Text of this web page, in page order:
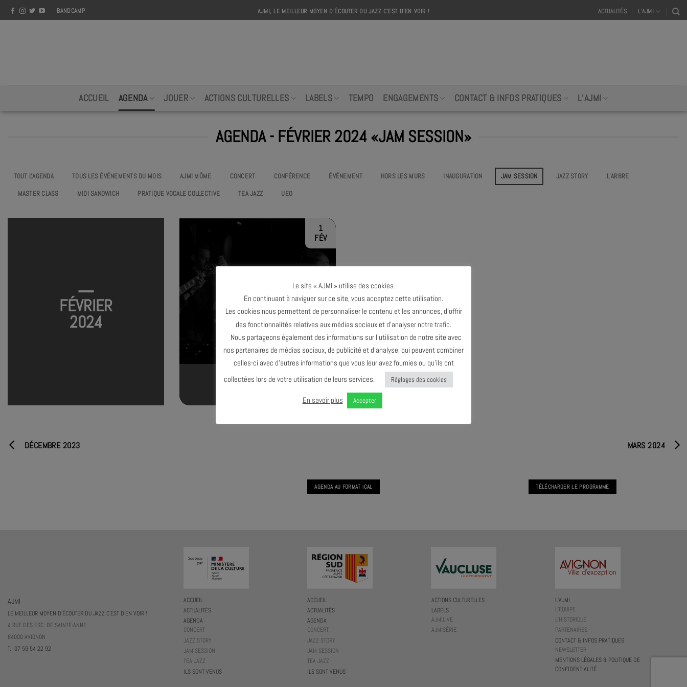
Skip
to
BANDCAMP AJMI, LE MEILLEUR MOYEN D'ÉCOUTER DU JAZZ C'EST D'EN VOIR ! ACTUALITÉS L’AJMI
ACCUEIL AGENDA JOUER ACTIONS CULTURELLES LABELS TEMPO ENGAGEMENTS CONTACT & INFOS PRATIQUES L’AJMI
AGENDA - FÉVRIER 2024 «JAM SESSION»
TOUT L'AGENDA TOUS LES ÉVÉNEMENTS DU MOIS AJMI MÔME CONCERT CONFÉRENCE ÉVÉNEMENT HORS LES MURS INAUGURATION JAM SESSION JAZZ STORY
L’ARBRE
MASTER CLASS
MIDI SANDWICH PRATIQUE VOCALE COLLECTIVE TEA JAZZ UEO
FÉVRIER
2024
1
FÉV
JAM SESSION
TERMINÉ
DÉCEMBRE 2023 MARS 2024
AGENDA AU FORMATICAL TÉLÉCHARGER LE PROGRAMME
AJMI
LE MEILLEUR MOYEN D'ÉCOUTER DU JAZZ C'EST D'EN VOIR !
4 RUE DES ESC. DE SAINTE-ANNE
84000 AVIGNON
T. 07 59 54 22 92
ACCUEIL
ACTUALITÉS
AGENDA
CONCERT
JAZZ STORY
JAM SESSION
TEA JAZZ
ILS SONT VENUS
ACCUEIL
ACTUALITÉS
AGENDA
CONCERT
JAZZ STORY
JAM SESSION
TEA JAZZ
ILS SONT VENUS
ACTIONS CULTURELLES
LABELS
AJMILIVE
AJMISÉRIE
L’AJMI
L’ÉQUIPE
L’HISTORIQUE
PARTENAIRES
CONTACT & INFOS PRATIQUES
NEWSLETTER
MENTIONS LÉGALES & POLITIQUE DE
CONFIDENTIALITÉ
Le site « AJMI » utilise des cookies.
En continuant à naviguer sur ce site, vous acceptez cette utilisation.
Les cookies nous permettent de personnaliser le contenu et les annonces, d’offrir
des fonctionnalités relatives aux médias sociaux et d’analyser notre trafic.
Nous partageons également des informations sur l’utilisation de notre site avec
nos partenaires de médias sociaux, de publicité et d’analyse, qui peuvent combiner
celles-ci avec d’autres informations que vous leur avez fournies ou qu’ils ont
collectées lors de votre utilisation de leurs services.
Réglages des cookies
En savoir plus Accepter